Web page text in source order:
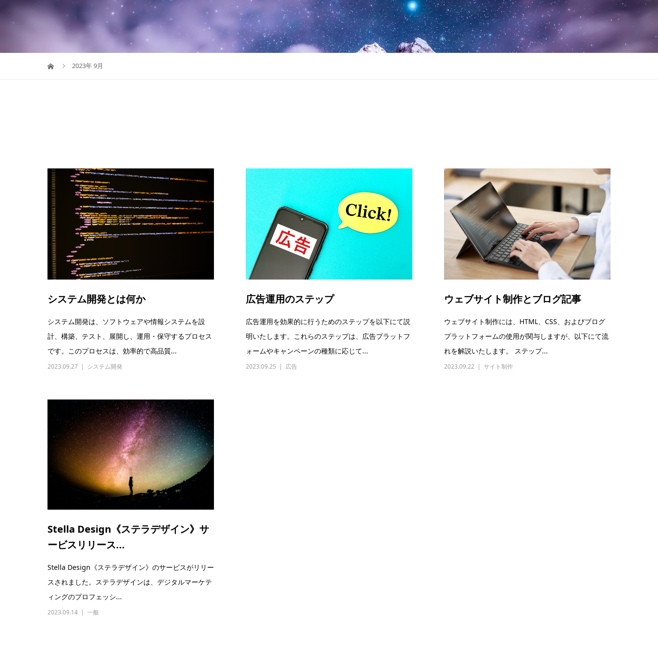
2023年 9月
システム開発とは何か
システム開発は、ソフトウェアや情報システムを設
計、構築、テスト、展開し、運用・保守するプロセス
です。このプロセスは、効率的で高品質...
2023.09.27 システム開発
広告運用のステップ
広告運用を効果的に行うためのステップを以下にて説
明いたします。これらのステップは、広告プラットフ
ォームやキャンペーンの種類に応じて...
2023.09.25 広告
ウェブサイト制作とブログ記事
ウェブサイト制作には、HTML、CSS、およびブログ
プラットフォームの使用が関与しますが、以下にて流
れを解説いたします。 ステップ...
2023.09.22 サイト制作
Stella Design《ステラデザイン》サ
ービスリリース...
Stella Design《ステラデザイン》のサービスがリリー
スされました。ステラデザインは、デジタルマーケテ
ィングのプロフェッシ...
2023.09.14 一般